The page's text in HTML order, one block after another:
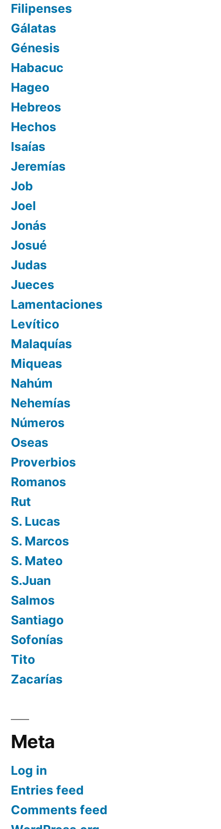
Filipenses
Gálatas
Génesis
Habacuc
Hageo
Hebreos
Hechos
Isaías
Jeremías
Job
Joel
Jonás
Josué
Judas
Jueces
Lamentaciones
Levítico
Malaquías
Miqueas
Nahúm
Nehemías
Números
Oseas
Proverbios
Romanos
Rut
S. Lucas
S. Marcos
S. Mateo
S.Juan
Salmos
Santiago
Sofonías
Tito
Zacarías
Meta
Log in
Entries feed
Comments feed